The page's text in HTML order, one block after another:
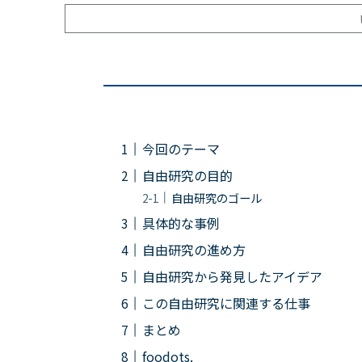
今回のテーマ
自由研究の目的
自由研究のゴール
具体的な事例
自由研究の進め方
自由研究から発見したアイデア
この自由研究に関連する仕事
まとめ
foodots.